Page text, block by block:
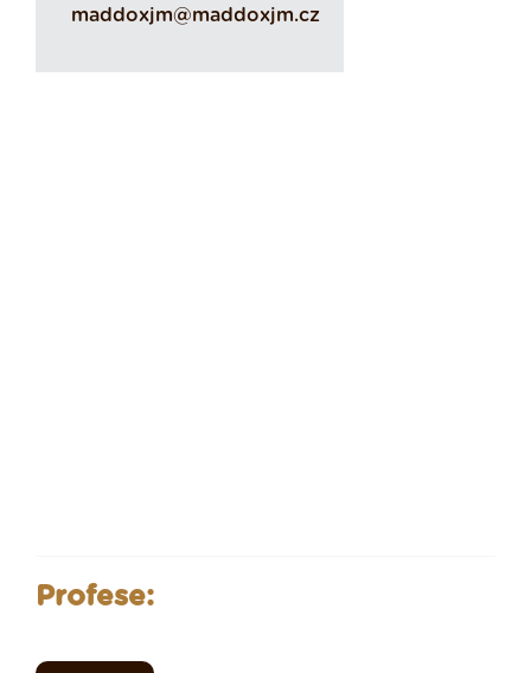
maddoxjm@maddoxjm.cz
Profese: